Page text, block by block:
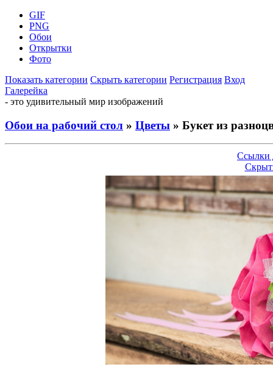
GIF
PNG
Обои
Открытки
Фото
Показать категории Скрыть категории Регистрация Вход
Галерейка
- это удивительный мир изображений
Обои на рабочий стол » Цветы » Букет из
Ссылки